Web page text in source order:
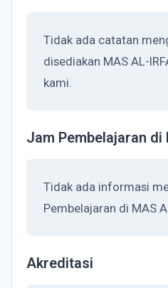
Tidak ada catatan
disediakan MAS AL-
kami.
Jam Pembelajaran di
Tidak ada informasi
Pembelajaran di MAS
Akreditasi